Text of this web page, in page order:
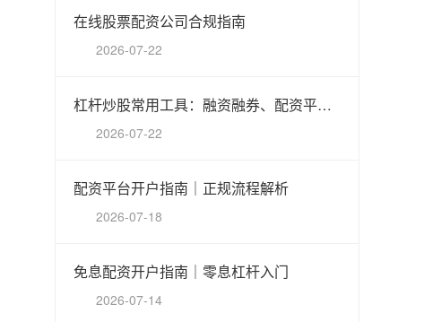
在线股票配资公司合规指南
2026-07-22
杠杆炒股常用工具：融资融券、配资平台、期权、股指期货。
2026-07-22
配资平台开户指南｜正规流程解析
2026-07-18
免息配资开户指南｜零息杠杆入门
2026-07-14